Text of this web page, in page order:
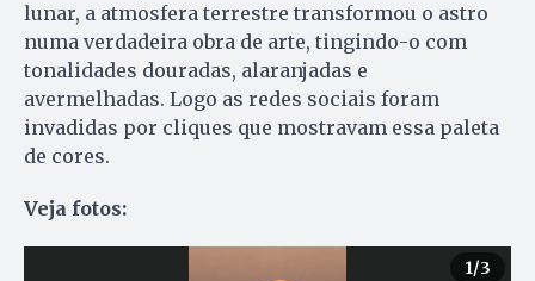
lunar, a atmosfera terrestre transformou o astro
numa verdadeira obra de arte, tingindo-o com
tonalidades douradas, alaranjadas e
avermelhadas. Logo as redes sociais foram
invadidas por cliques que mostravam essa paleta
de cores.
Veja fotos:
1/3